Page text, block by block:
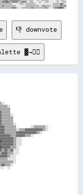
👎 downvote
▓→✊🏽
▒▒▒▒▒▒▒▒▒▒░░
░░▒▒▒▒▒▒▒▒░░
░░
░░░░░░